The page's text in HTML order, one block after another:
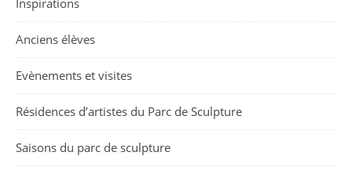
Inspirations
Anciens élèves
Evènements et visites
Résidences d’artistes du Parc de Sculpture
Saisons du parc de sculpture